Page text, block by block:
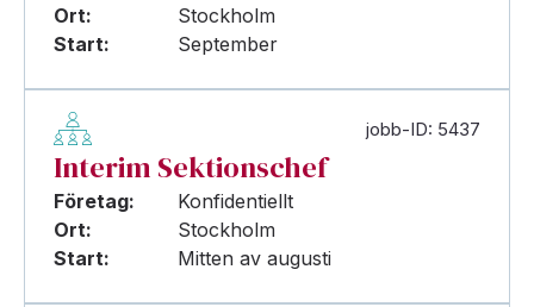
Ort:
Stockholm
Start:
September
jobb-ID: 5437
Interim Sektionschef
Företag:
Konfidentiellt
Ort:
Stockholm
Start:
Mitten av augusti